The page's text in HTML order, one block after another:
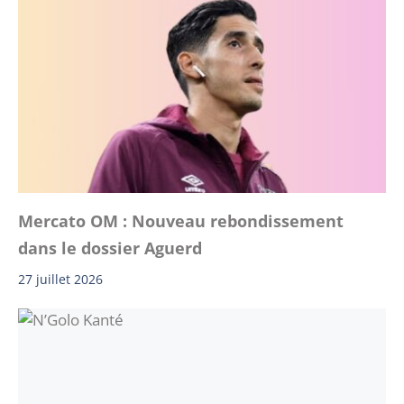
Mercato OM : Nouveau rebondissement
dans le dossier Aguerd
27 juillet 2026